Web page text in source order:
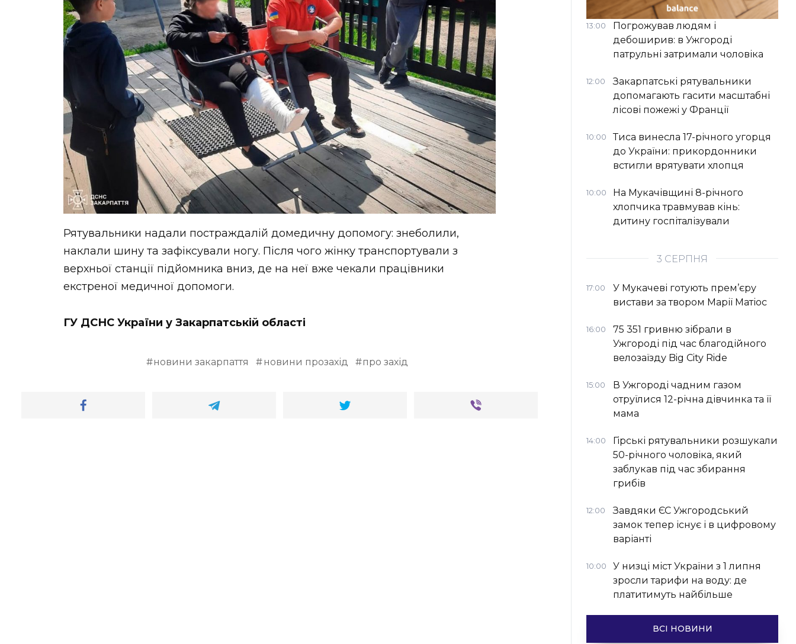
Рятувальники надали постраждалій домедичну допомогу: знеболили,
наклали шину та зафіксували ногу. Після чого жінку транспортували з
верхньої станції підйомника вниз, де на неї вже чекали працівники
екстреної медичної допомоги.
ГУ ДСНС України у Закарпатській області
новини закарпаття новини прозахід про захід
13:00
Погрожував людям і
дебоширив: в Ужгороді
патрульні затримали чоловіка
12:00
Закарпатські рятувальники
допомагають гасити масштабні
лісові пожежі у Франції
10:00
Тиса винесла 17-річного угорця
до України: прикордонники
встигли врятувати хлопця
10:00
На Мукачівщині 8-річного
хлопчика травмував кінь:
дитину госпіталізували
3 СЕРПНЯ
17:00
У Мукачеві готують прем’єру
вистави за твором Марії Матіос
16:00
75 351 гривню зібрали в
Ужгороді під час благодійного
велозаїзду Big Сity Ride
15:00
В Ужгороді чадним газом
отруїлися 12-річна дівчинка та її
мама
14:00
Гірські рятувальники розшукали
50-річного чоловіка, який
заблукав під час збирання
грибів
12:00
Завдяки ЄС Ужгородський
замок тепер існує і в цифровому
варіанті
10:00
У низці міст України з 1 липня
зросли тарифи на воду: де
платитимуть найбільше
ВСІ НОВИНИ